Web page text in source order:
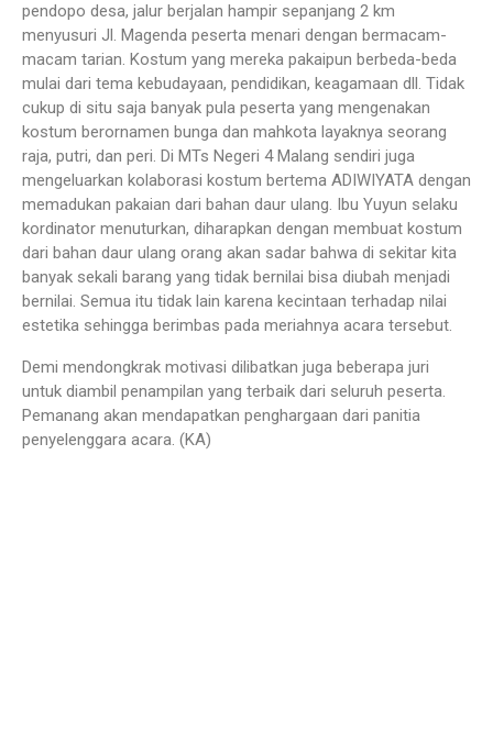
pendopo desa, jalur berjalan hampir sepanjang 2 km
menyusuri Jl. Magenda peserta menari dengan bermacam-
macam tarian. Kostum yang mereka pakaipun berbeda-beda
mulai dari tema kebudayaan, pendidikan, keagamaan dll. Tidak
cukup di situ saja banyak pula peserta yang mengenakan
kostum berornamen bunga dan mahkota layaknya seorang
raja, putri, dan peri. Di MTs Negeri 4 Malang sendiri juga
mengeluarkan kolaborasi kostum bertema ADIWIYATA dengan
memadukan pakaian dari bahan daur ulang. Ibu Yuyun selaku
kordinator menuturkan, diharapkan dengan membuat kostum
dari bahan daur ulang orang akan sadar bahwa di sekitar kita
banyak sekali barang yang tidak bernilai bisa diubah menjadi
bernilai. Semua itu tidak lain karena kecintaan terhadap nilai
estetika sehingga berimbas pada meriahnya acara tersebut.
Demi mendongkrak motivasi dilibatkan juga beberapa juri
untuk diambil penampilan yang terbaik dari seluruh peserta.
Pemanang akan mendapatkan penghargaan dari panitia
penyelenggara acara. (KA)